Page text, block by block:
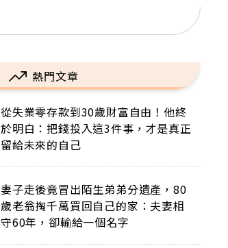
熱門文章
從失業零存款到30歲財富自由！他終
於明白：把錢投入這3件事，才是真正
留給未來的自己
妻子走後竟冒出陌生弟弟分遺產，80
歲老翁掏千萬買回自己的家：夫妻相
守60年，卻輸給一個名字